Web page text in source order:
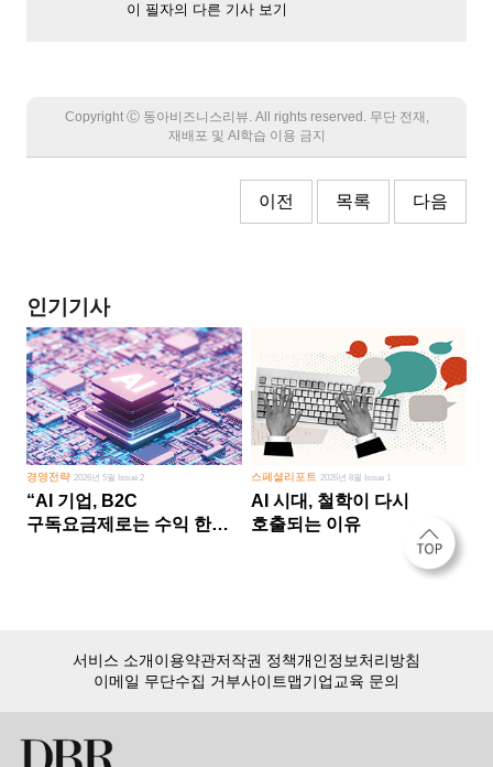
이 필자의 다른 기사 보기
Copyright Ⓒ 동아비즈니스리뷰. All rights reserved. 무단 전재,
재배포 및 AI학습 이용 금지
이전 목록 다음
인기기사
경영전략2026년 5월 Issue 2
“AI 기업, B2C
구독요금제로는 수익 한계
스페셜리포트 2026년 8월 Issue 1
AI 시대, 철학이 다시
호출되는 이유
서비스 소개이용약관저작권 정책개인정보처리방침
이메일 무단수집 거부사이트맵기업교육 문의